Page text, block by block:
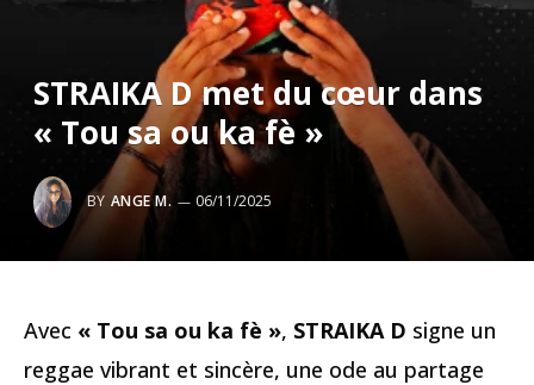
STRAIKA D met du cœur dans
« Tou sa ou ka fè »
BY ANGE M. 06/11/2025
Avec « Tou sa ou ka fè », STRAIKA D signe un
reggae vibrant et sincère, une ode au partage